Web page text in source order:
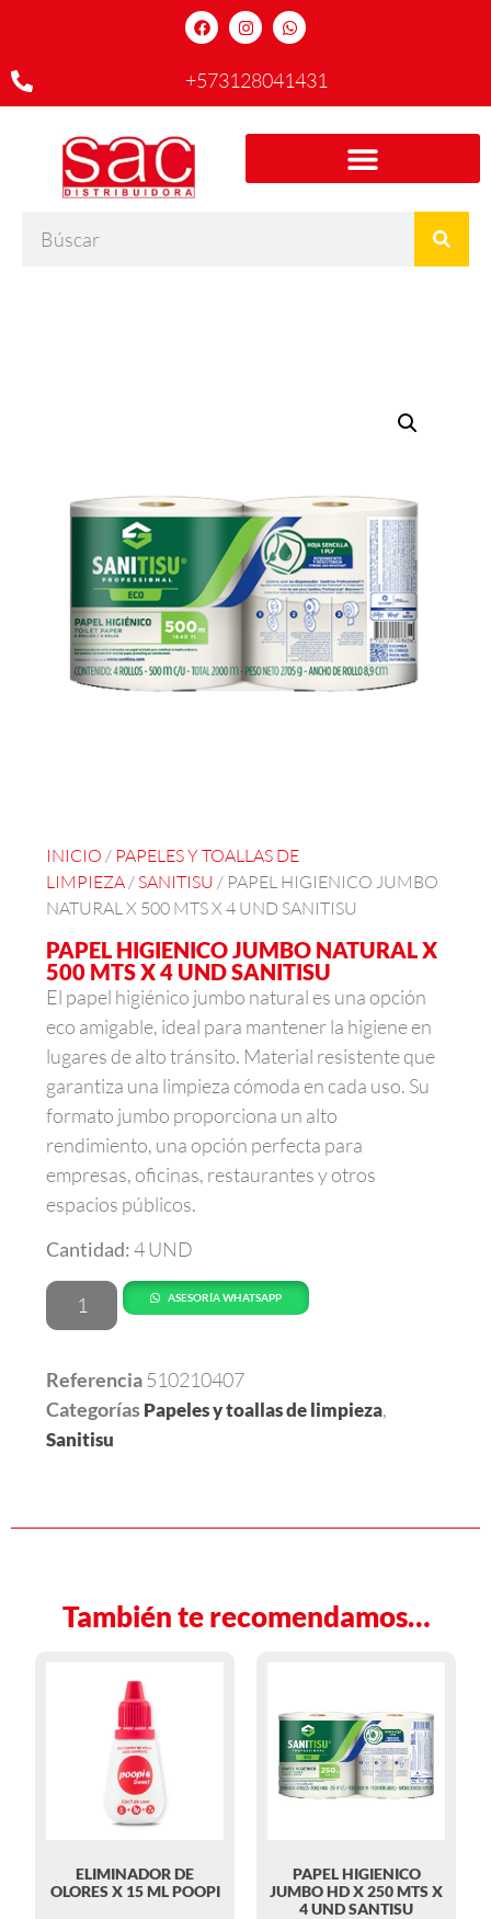
+573128041431
INICIO / PAPELES Y TOALLAS DE
LIMPIEZA/SANITISU / PAPEL HIGIENICO JUMBO
NATURAL X 500 MTS X 4 UND SANITISU
PAPEL HIGIENICO JUMBO NATURAL X
500 MTS X 4 UND SANITISU
El papel higiénico jumbo natural es una opción
eco amigable, ideal para mantener la higiene en
lugares de alto tránsito. Material resistente que
garantiza una limpieza cómoda en cada uso. Su
formato jumbo proporciona un alto
rendimiento, una opción perfecta para
empresas, oficinas, restaurantes y otros
espacios públicos.
Cantidad:4 UND
ASESORÍA WHATSAPP
Referencia510210407
CategoríasPapeles y toallas de limpieza,
Sanitisu
También te recomendamos…
ELIMINADOR DE
OLORES X 15 ML POOPI
PAPEL HIGIENICO
JUMBO HD X 250 MTS X
4 UND SANTISU